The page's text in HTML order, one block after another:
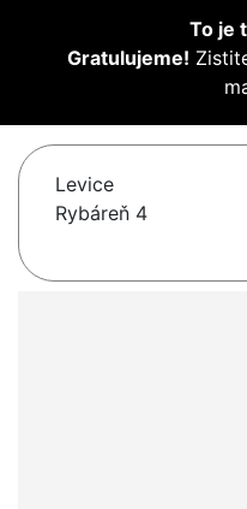
To je
Gratulujeme!
Levice
Rybáreň 4